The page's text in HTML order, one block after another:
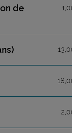
de